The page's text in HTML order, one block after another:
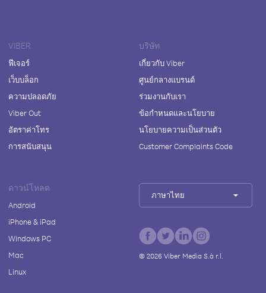
VIBER
ฟีเจอร์
เว็บบล็อก
ความปลอดภัย
Viber Out
อัตราค่าโทร
การสนับสนุน
บริษัท
เกี่ยวกับ Viber
ศูนย์กลางแบรนด์
ร่วมงานกับเรา
ข้อกำหนดและนโยบาย
นโยบายความเป็นส่วนตัว
Customer Complaints Code
ดาวน์โหลด
Android
iPhone & iPad
Windows PC
Mac
Linux
ภาษาไทย
© 2026Viber Media S.à r.l.